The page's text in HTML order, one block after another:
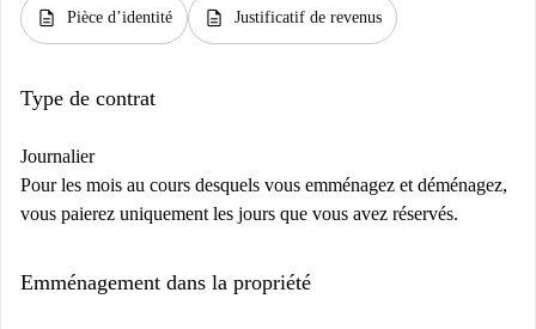
description Pièce d’identité description Justificatif de revenus
Type de contrat
Journalier
Pour les mois au cours desquels vous emménagez et déménagez,
vous paierez uniquement les jours que vous avez réservés.
Emménagement dans la propriété